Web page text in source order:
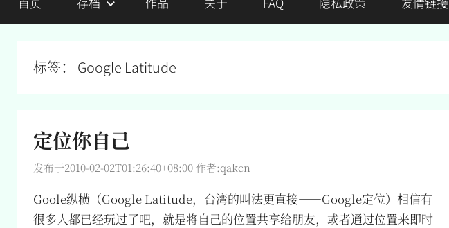
槽
必
标签： Google Latitude
定位你自己
发布于2010-02-02T01:26:40+08:00 作者:qakcn
Goole纵横（Google Latitude，台湾的叫法更直接——Google定位）相信有
很多人都已经玩过了吧，就是将自己的位置共享给朋友，或者通过位置来即时